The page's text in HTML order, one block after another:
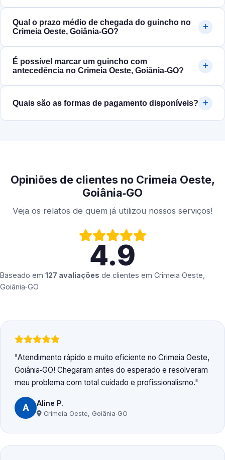
Qual o prazo médio de chegada do guincho no
Crimeia Oeste, Goiânia‑GO?
É possível marcar um guincho com
antecedência no Crimeia Oeste, Goiânia‑GO?
Quais são as formas de pagamento disponíveis?
Opiniões de clientes no Crimeia Oeste,
Goiânia‑GO
Veja os relatos de quem já utilizou nossos serviços!
4.9
Baseado em 127 avaliações de clientes em Crimeia Oeste,
Goiânia‑GO
Atendimento rápido e muito eficiente no Crimeia Oeste,
Goiânia‑GO! Chegaram antes do esperado e resolveram
meu problema com total cuidado e profissionalismo.
A Aline P.
Crimeia Oeste, Goiânia‑GO